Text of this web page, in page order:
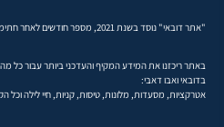
"אתר דובאי" נוסד בשנת 2021, מספר חודשים לאחר חתימה על הסכם אברהם.
באתר ריכזנו את המידע המקיף והעדכני ביותר עבור כל
בדובאי ואבו דאבי:
אטרקציות, מסעדות, מלונות, טיסות, קניות, חיי לילה וכל